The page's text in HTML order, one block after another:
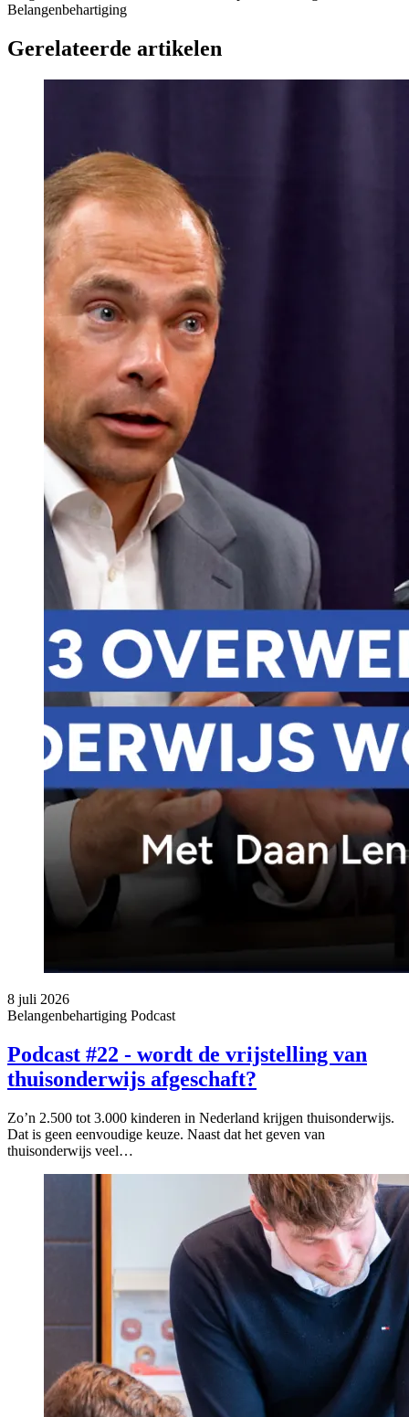
Belangenbehartiging
Gerelateerde artikelen
8 juli 2026
Belangenbehartiging Podcast
Podcast #22 - wordt de vrijstelling van
thuisonderwijs afgeschaft?
Zo’n 2.500 tot 3.000 kinderen in Nederland krijgen thuisonderwijs.
Dat is geen eenvoudige keuze. Naast dat het geven van
thuisonderwijs veel…